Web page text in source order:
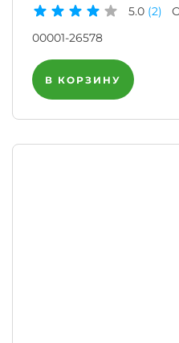
5.0 (2)
00001-26578
В КОРЗИНУ